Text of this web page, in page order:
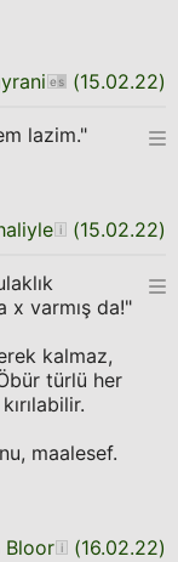
(15.02.22)
lazim."
(15.02.22)
x varmış da!"
kalmaz,
türlü her
maalesef.
Bloor (16.02.22)